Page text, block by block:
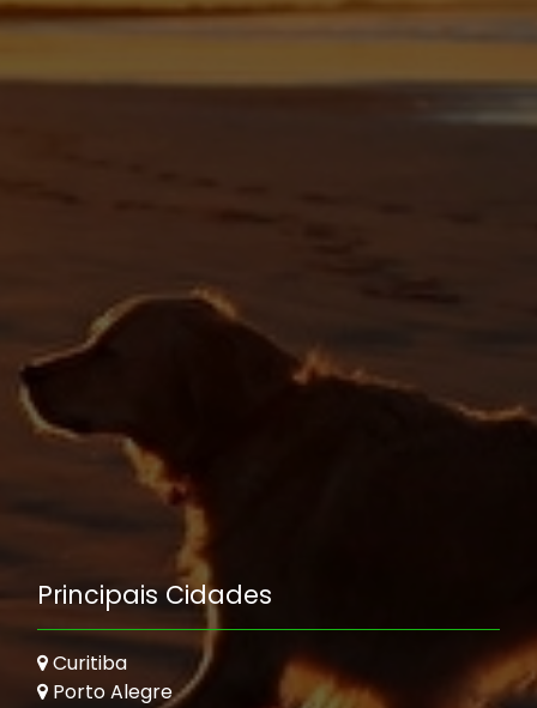
Principais Cidades
Curitiba
Porto Alegre